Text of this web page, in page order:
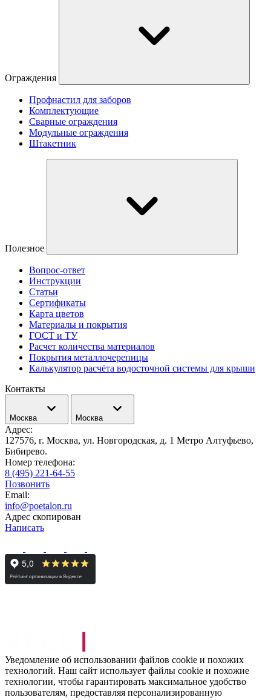
Ограждения
Профнастил для заборов
Комплектующие
Сварные ограждения
Модульные ограждения
Штакетник
Полезное
Вопрос-ответ
Инструкции
Статьи
Сертификаты
Карта цветов
Материалы и покрытия
ГОСТ и ТУ
Расчет количества материалов
Покрытия металлочерепицы
Калькулятор расчёта водосточной системы для крыши
Контакты
Москва Москва
Адрес:
127576, г. Москва, ул. Новгородская, д. 1 Метро Алтуфьево,
Бибирево.
Номер телефона:
8 (495) 221-64-55
Позвонить
Email:
info@poetalon.ru
Адрес скопирован
Написать
Уведомление об использовании файлов cookie и похожих
технологий. Наш сайт использует файлы cookie и похожие
технологии, чтобы гарантировать максимальное удобство
пользователям, предоставляя персонализированную